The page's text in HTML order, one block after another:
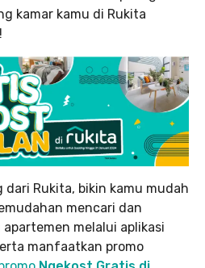
kamar kamu di Rukita
dari Rukita, bikin kamu mudah
mencari dan
melalui aplikasi
manfaatkan promo